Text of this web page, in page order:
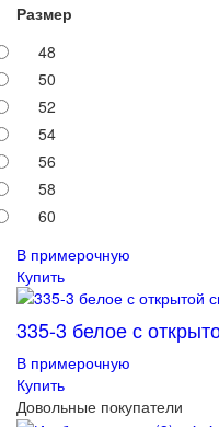
Размер
48
50
52
54
56
58
60
В примерочную
Купить
335-3 белое с
В примерочную
Купить
Довольные покупатели